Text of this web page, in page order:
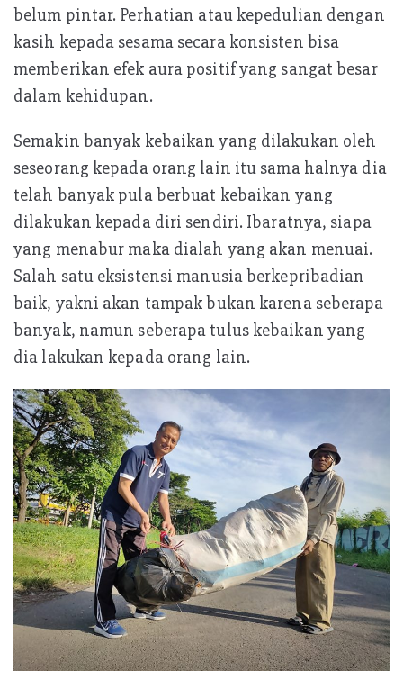
belum pintar. Perhatian atau kepedulian dengan
kasih kepada sesama secara konsisten bisa
memberikan efek aura positif yang sangat besar
dalam kehidupan.
Semakin banyak kebaikan yang dilakukan oleh
seseorang kepada orang lain itu sama halnya dia
telah banyak pula berbuat kebaikan yang
dilakukan kepada diri sendiri. Ibaratnya, siapa
yang menabur maka dialah yang akan menuai.
Salah satu eksistensi manusia berkepribadian
baik, yakni akan tampak bukan karena seberapa
banyak, namun seberapa tulus kebaikan yang
dia lakukan kepada orang lain.